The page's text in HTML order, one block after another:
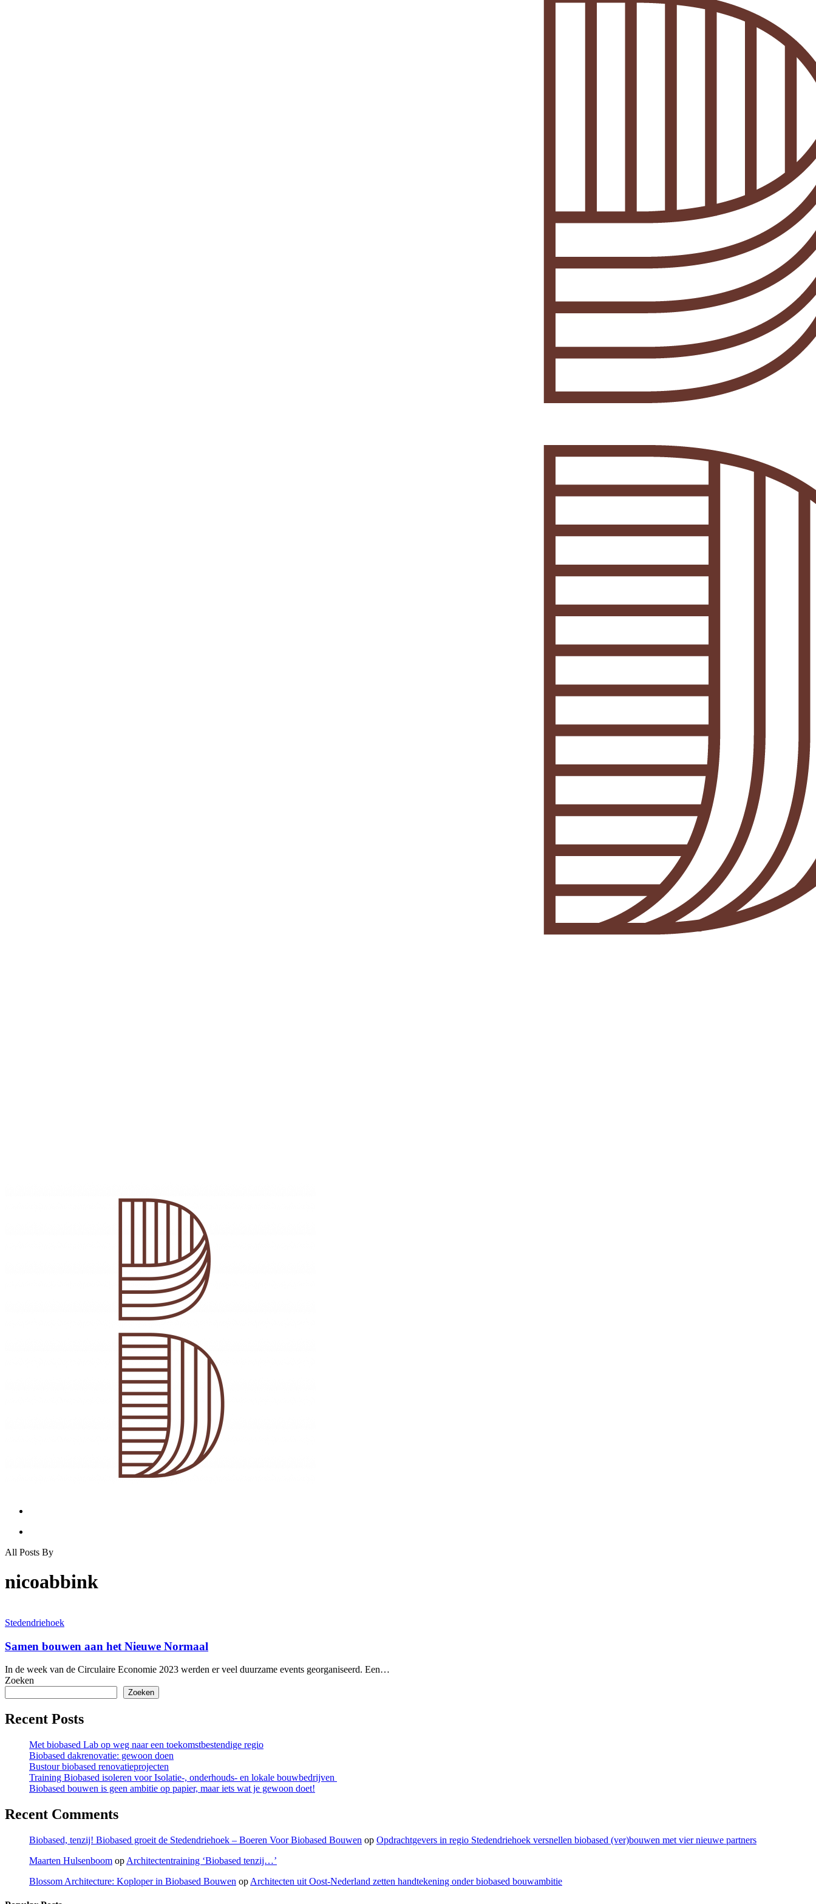
Menu
All Posts By
nicoabbink
Samen
aan
het
Nieuwe
Normaal
Stedendriehoek
Samen bouwen aan het Nieuwe Normaal
In de week van de Circulaire Economie 2023 werden er veel duurzame events georganiseerd. Een…
Zoeken
Zoeken
Recent Posts
Met biobased Lab op weg naar een toekomstbestendige regio
Biobased dakrenovatie: gewoon doen
Bustour biobased renovatieprojecten
Training Biobased isoleren voor Isolatie-, onderhouds- en lokale bouwbedrijven
Biobased bouwen is geen ambitie op papier, maar iets wat je gewoon doet!
Recent Comments
Biobased, tenzij! Biobased groeit de Stedendriehoek – Boeren Voor Biobased Bouwen op Opdrachtgevers in regio Stedendriehoek versnellen biobased (ver)bouwen met vier nieuwe partners
Maarten Hulsenboom op Architectentraining ‘Biobased tenzij…’
Blossom Architecture: Koploper in Biobased Bouwen op Architecten uit Oost-Nederland zetten handtekening onder biobased bouwambitie